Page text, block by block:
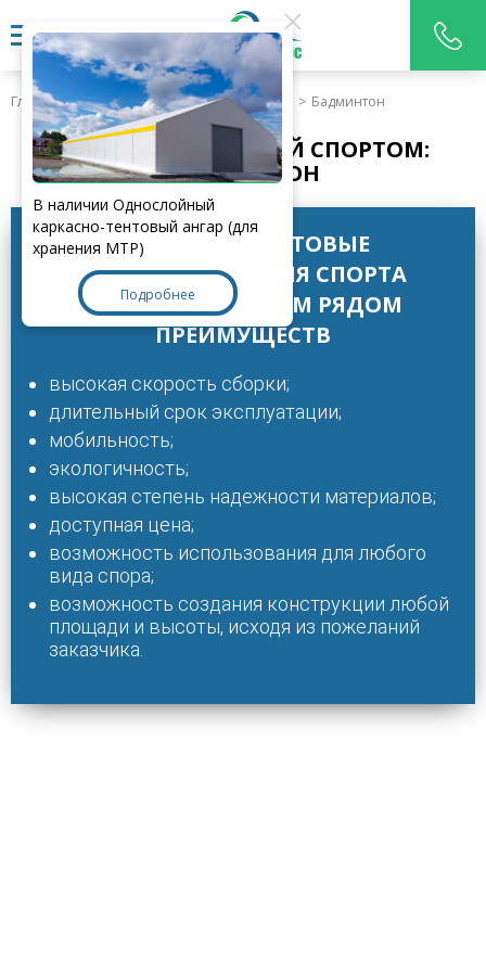
Главная > Продукция > Ангары для спорта > Бадминтон
АНГАР ДЛЯ ЗАНЯТИЙ СПОРТОМ:
БАДМИНТОН
КАРКАСНО-ТЕНТОВЫЕ
КОНСТРУКЦИИ ДЛЯ СПОРТА
ОБЛАДАЮТ ЦЕЛЫМ РЯДОМ
ПРЕИМУЩЕСТВ
высокая скорость сборки;
длительный срок эксплуатации;
мобильность;
экологичность;
высокая степень надежности материалов;
доступная цена;
возможность использования для любого
вида спора;
возможность создания конструкции любой
площади и высоты, исходя из пожеланий
заказчика.
В наличии Однослойный
каркасно-тентовый ангар (для
хранения МТР)
Подробнее